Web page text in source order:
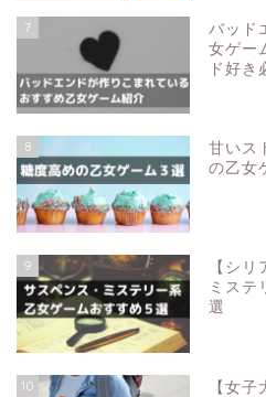
7
バッド
女ゲー
ド好き
8
甘いス
の乙女
9
【シ
ミステ
選
10
【女